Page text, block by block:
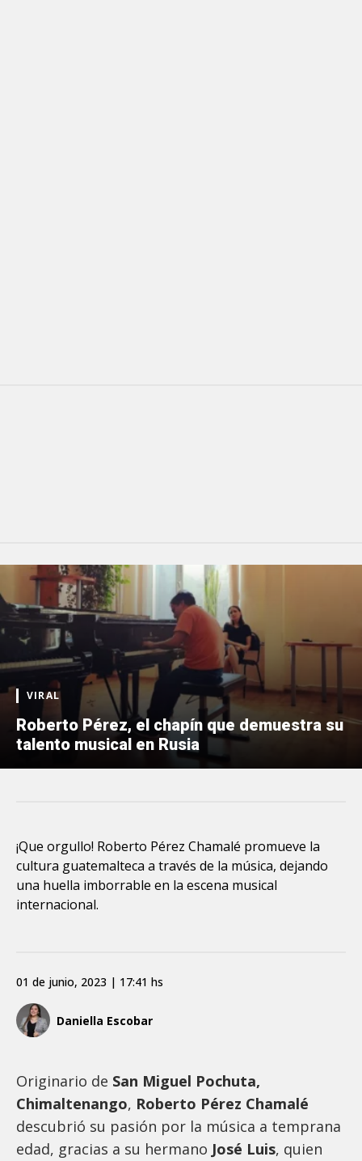
VIRAL
Roberto Pérez, el chapín que demuestra su
talento musical en Rusia
¡Que orgullo! Roberto Pérez Chamalé promueve la
cultura guatemalteca a través de la música, dejando
una huella imborrable en la escena musical
internacional.
Daniella Escobar
01 de junio, 2023 | 17:41 hs
Originario de San Miguel Pochuta,
Chimaltenango, Roberto Pérez Chamalé
descubrió su pasión por la música a temprana
edad, gracias a su hermano José Luis, quien